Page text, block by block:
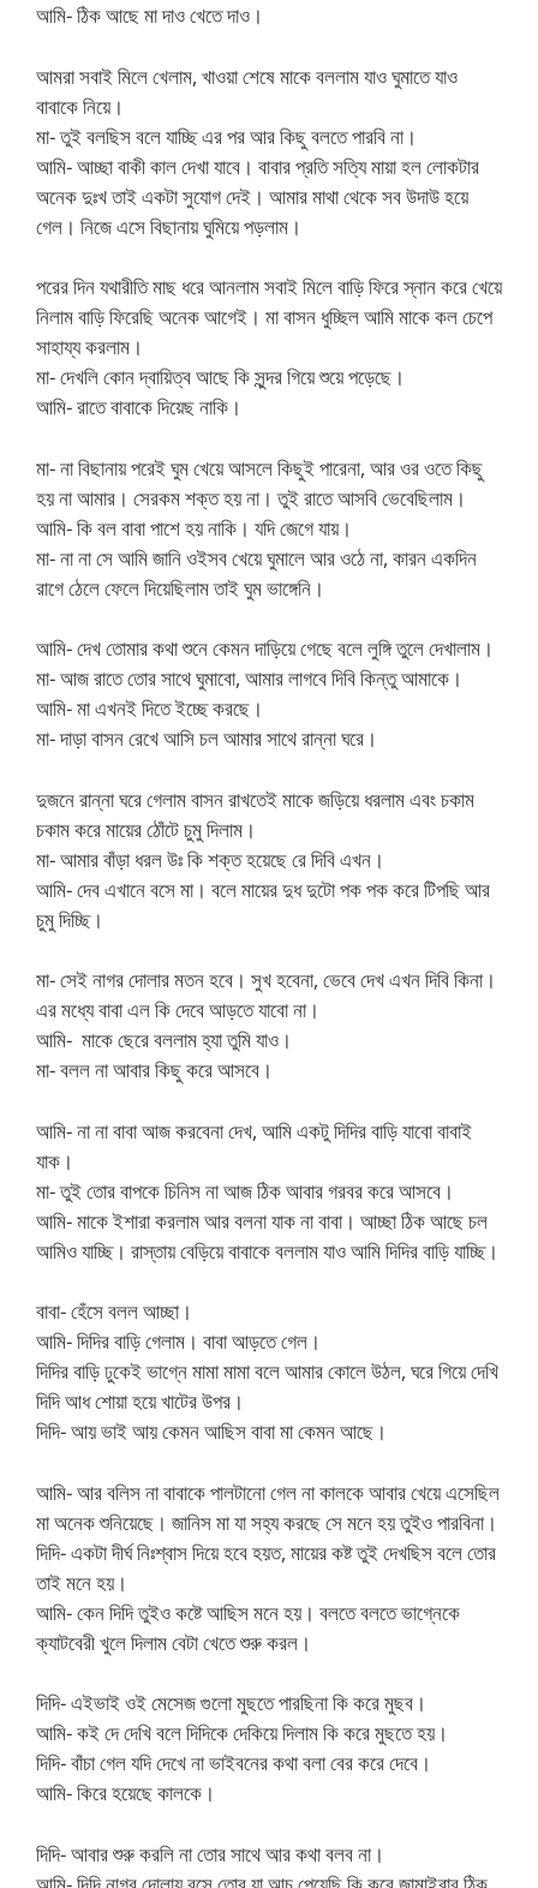
আমি- ঠিক আছে মা দাও খেতে দাও।
আমরা সবাই মিলে খেলাম, খাওয়া শেষে মাকে বললাম যাও ঘুমাতে যাও
বাবাকে নিয়ে।
মা- তুই বলছিস বলে যাচ্ছি এর পর আর কিছু বলতে পারবি না।
আমি- আচ্ছা বাকী কাল দেখা যাবে। বাবার প্রতি সত্যি মায়া হল লোকটার
অনেক দুঃখ তাই একটা সুযোগ দেই। আমার মাথা থেকে সব উদাউ হয়ে
গেল। নিজে এসে বিছানায় ঘুমিয়ে পড়লাম।
পরের দিন যথারীতি মাছ ধরে আনলাম সবাই মিলে বাড়ি ফিরে স্নান করে খেয়ে
নিলাম বাড়ি ফিরেছি অনেক আগেই। মা বাসন ধুচ্ছিল আমি মাকে কল চেপে
সাহায্য করলাম।
মা- দেখলি কোন দ্বায়িত্ব আছে কি সুন্দর গিয়ে শুয়ে পড়েছে।
আমি- রাতে বাবাকে দিয়েছ নাকি।
মা- না বিছানায় পরেই ঘুম খেয়ে আসলে কিছুই পারেনা, আর ওর ওতে কিছু
হয় না আমার। সেরকম শক্ত হয় না। তুই রাতে আসবি ভেবেছিলাম।
আমি- কি বল বাবা পাশে হয় নাকি। যদি জেগে যায়।
মা- না না সে আমি জানি ওইসব খেয়ে ঘুমালে আর ওঠে না, কারন একদিন
রাগে ঠেলে ফেলে দিয়েছিলাম তাই ঘুম ভাঙ্গেনি।
আমি- দেখ তোমার কথা শুনে কেমন দাড়িয়ে গেছে বলে লুঙ্গি তুলে দেখালাম।
মা- আজ রাতে তোর সাথে ঘুমাবো, আমার লাগবে দিবি কিন্তু আমাকে।
আমি- মা এখনই দিতে ইচ্ছে করছে।
মা- দাড়া বাসন রেখে আসি চল আমার সাথে রান্না ঘরে।
দুজনে রান্না ঘরে গেলাম বাসন রাখতেই মাকে জড়িয়ে ধরলাম এবং চকাম
চকাম করে মায়ের ঠোঁটে চুমু দিলাম।
মা- আমার বাঁড়া ধরল উঃ কি শক্ত হয়েছে রে দিবি এখন।
আমি- দেব এখানে বসে মা। বলে মায়ের দুধ দুটো পক পক করে টিপছি আর
চুমু দিচ্ছি।
মা- সেই নাগর দোলার মতন হবে। সুখ হবেনা, ভেবে দেখ এখন দিবি কিনা।
এর মধ্যে বাবা এল কি দেবে আড়তে যাবো না।
আমি- মাকে ছেরে বললাম হ্যা তুমি যাও।
মা- বলল না আবার কিছু করে আসবে।
আমি- না না বাবা আজ করবেনা দেখ, আমি একটু দিদির বাড়ি যাবো বাবাই
যাক।
মা- তুই তোর বাপকে চিনিস না আজ ঠিক আবার গরবর করে আসবে।
আমি- মাকে ইশারা করলাম আর বলনা যাক না বাবা। আচ্ছা ঠিক আছে চল
আমিও যাচ্ছি। রাস্তায় বেড়িয়ে বাবাকে বললাম যাও আমি দিদির বাড়ি যাচ্ছি।
বাবা- হেঁসে বলল আচ্ছা।
আমি- দিদির বাড়ি গেলাম। বাবা আড়তে গেল।
দিদির বাড়ি ঢুকেই ভাগ্নে মামা মামা বলে আমার কোলে উঠল, ঘরে গিয়ে দেখি
দিদি আধ শোয়া হয়ে খাটের উপর।
দিদি- আয় ভাই আয় কেমন আছিস বাবা মা কেমন আছে।
আমি- আর বলিস না বাবাকে পালটানো গেল না কালকে আবার খেয়ে এসেছিল
মা অনেক শুনিয়েছে। জানিস মা যা সহ্য করছে সে মনে হয় তুইও পারবিনা।
দিদি- একটা দীর্ঘ নিঃশ্বাস দিয়ে হবে হয়ত, মায়ের কষ্ট তুই দেখছিস বলে তোর
তাই মনে হয়।
আমি- কেন দিদি তুইও কষ্টে আছিস মনে হয়। বলতে বলতে ভাগ্নেকে
ক্যাটবেরী খুলে দিলাম বেটা খেতে শুরু করল।
দিদি- এইভাই ওই মেসেজ গুলো মুছতে পারছিনা কি করে মুছব।
আমি- কই দে দেখি বলে দিদিকে দেকিয়ে দিলাম কি করে মুছতে হয়।
দিদি- বাঁচা গেল যদি দেখে না ভাইবনের কথা বলা বের করে দেবে।
আমি- কিরে হয়েছে কালকে।
দিদি- আবার শুরু করলি না তোর সাথে আর কথা বলব না।